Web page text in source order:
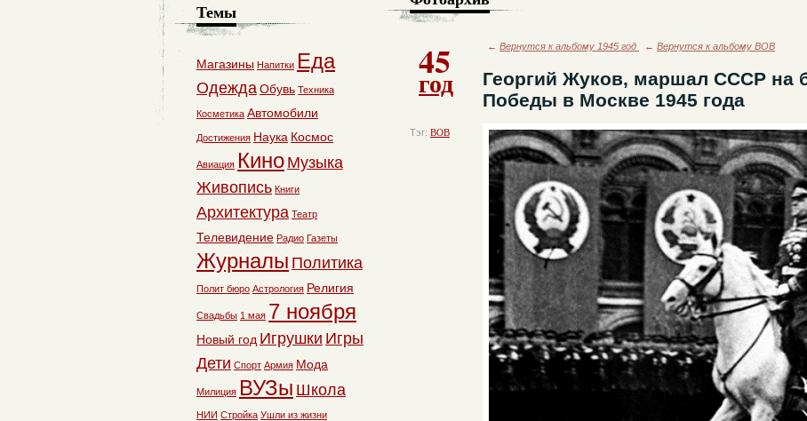
45
год
Тэг: ВОВ
← Вернутся к альбому 1945 год ← Вернутся к альбому ВОВ
Георгий Жуков, маршал СССР на
Победы в Москве 1945 года
Темы
Магазины Напитки Еда
ОдеждаОбувь Техника
Косметика Автомобили
Достижения Наука Космос
Авиация Кино Музыка
Живопись Книги
Архитектура Театр
Телевидение Радио Газеты
Журналы Политика
Полит бюро Астрология Религия
Свадьбы 1 мая 7 ноября
Новый год Игрушки Игры
Дети Спорт Армия Мода
Милиция ВУЗы Школа
НИИ Стройка Ушли из жизни